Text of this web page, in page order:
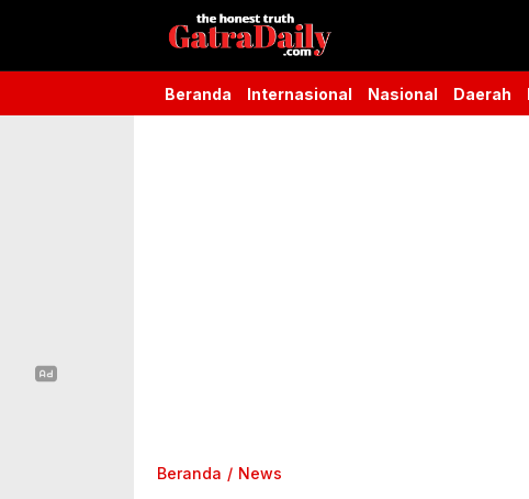
Gatra Daily
the honest truth
Beranda Internasional Nasional Daerah
Beranda News